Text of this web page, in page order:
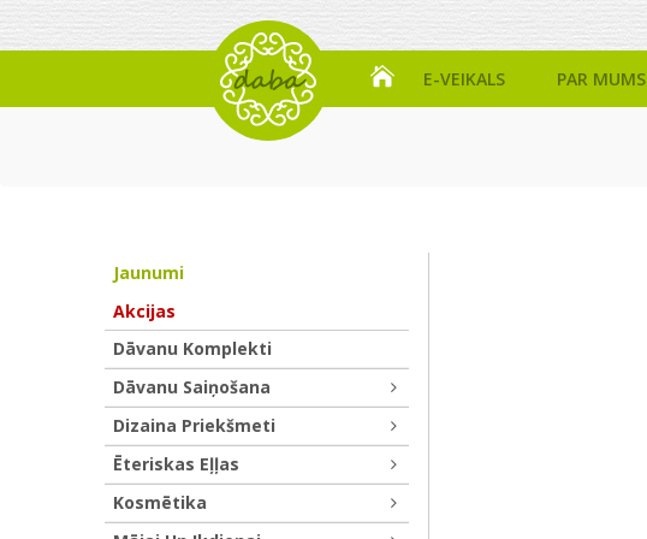
E-VEIKALS PAR MUMS
Jaunumi
Akcijas
Dāvanu Komplekti
Dāvanu Saiņošana
Dizaina Priekšmeti
Ēteriskas Eļļas
Kosmētika